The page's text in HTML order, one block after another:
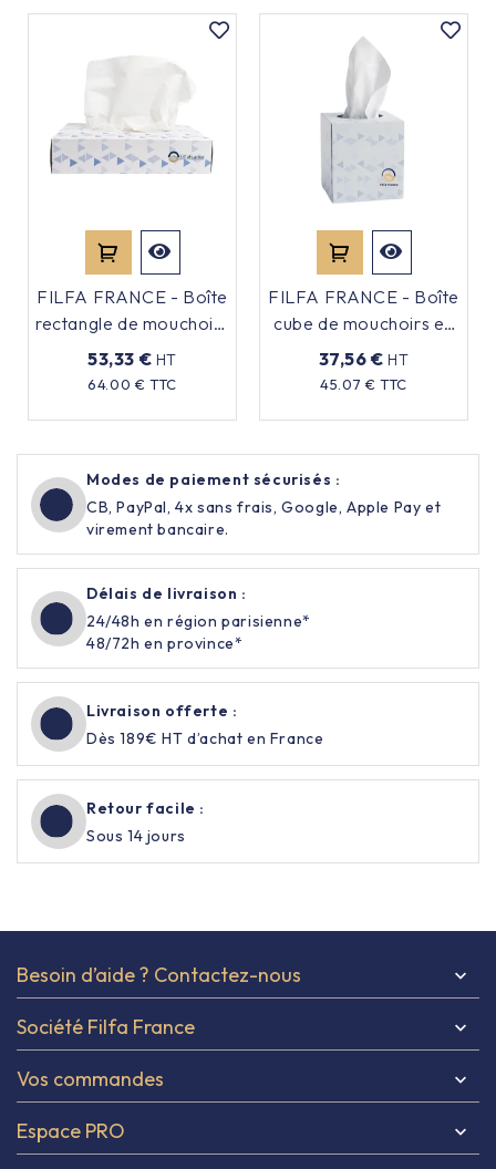
FILFA FRANCE - Boîte
rectangle de mouchoirs
en papier x40
53,33 € HT
64.00 € TTC
Prix
FILFA FRANCE - Boîte
cube de mouchoirs en
papier - x24
37,56 € HT
45.07 € TTC
Prix
Modes de paiement sécurisés :
CB, PayPal, 4x sans frais, Google, Apple Pay et
virement bancaire.
Délais de livraison :
24/48h en région parisienne*
48/72h en province*
Livraison offerte :
Dès 189€ HT d’achat en France
Retour facile :
Sous 14 jours
Besoin d’aide ? Contactez-nous 
Société Filfa France 
Vos commandes 
Espace PRO 